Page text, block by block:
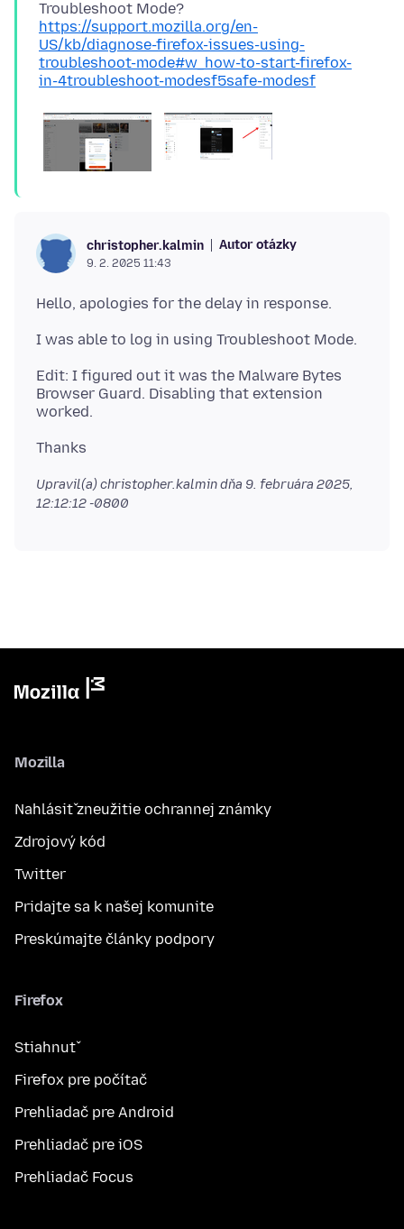
Troubleshoot Mode?
https://support.mozilla.org/en-
US/kb/diagnose-firefox-issues-using-
troubleshoot-mode#w_how-to-start-firefox-
in-4troubleshoot-modesf5safe-modesf
christopher.kalmin Autor otázky
9. 2. 2025 11:43
Edit: I figured out it was the Malware Bytes
Browser Guard. Disabling that extension
Upravil(a) christopher.kalmin dňa 9. februára 2025,
12:12:12 -0800
Mozilla
Nahlásiť zneužitie ochrannej známky
Zdrojový kód
Twitter
Pridajte sa k našej komunite
Preskúmajte články podpory
Firefox
Stiahnuť
Firefox pre počítač
Prehliadač pre Android
Prehliadač pre iOS
Prehliadač Focus